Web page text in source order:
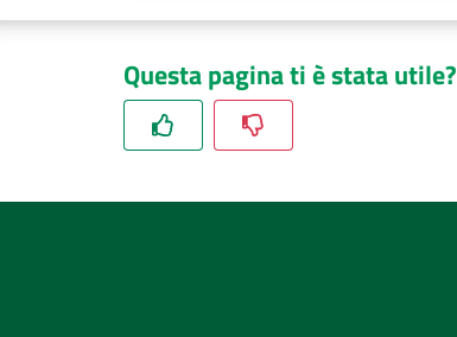
Questa pagina ti è stata utile?